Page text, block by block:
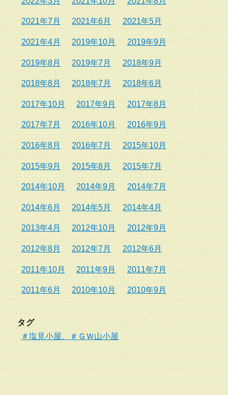
2021年7月 2021年6月 2021年5月
2021年4月 2019年10月 2019年9月
2019年8月 2019年7月 2018年9月
2018年8月 2018年7月 2018年6月
2017年10月 2017年9月 2017年8月
2017年7月 2016年10月 2016年9月
2016年8月 2016年7月 2015年10月
2015年9月 2015年8月 2015年7月
2014年10月 2014年9月 2014年7月
2014年6月 2014年5月 2014年4月
2013年4月 2012年10月 2012年9月
2012年8月 2012年7月 2012年6月
2011年10月 2011年9月 2011年7月
2011年6月 2010年10月 2010年9月
タグ
＃塩見小屋、＃ＧＷ山小屋